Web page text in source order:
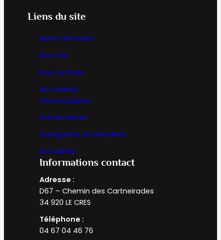
Liens du site
Notre domaine
Nos vins
Nos coffrets
Au caveau
Oenotourisme
Événementiel
Guinguette du Massillan
Actualités
Informations contact
Adresse :
D67 – Chemin des Cartneirades
34 920 LE CRES
Téléphone :
04 67 04 46 76